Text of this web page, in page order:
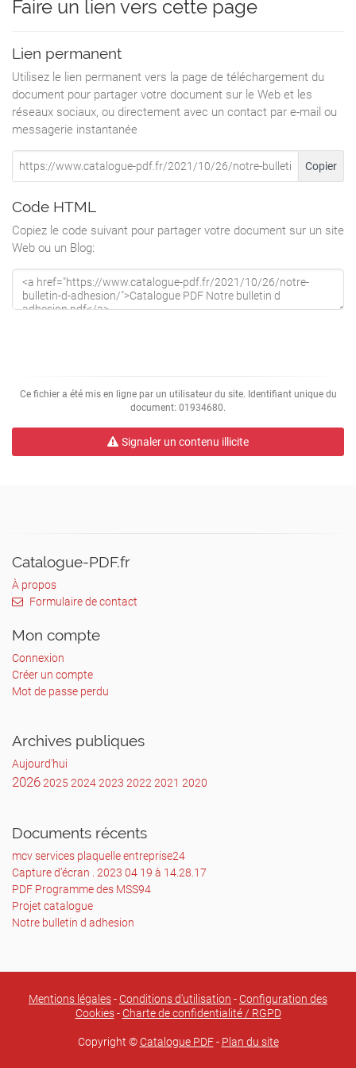
cités cuny 88150 Thaon les Vosges
au dos du 2 nd chèque .
Paiement par virement
Par virement bancaire ou postal, coordonnées
RIB :
IBAN (International Bank Account Number)
BIC (Bank Identification Code)
FR76 1470 7004 0132 3212 6421 368
Code Banque
Code Guichet
N° du compte
00401
32321264213
Thaon les Vosges
Pour pouvoir vous identifier, merci d’envoyer
le bulletin d’adhésion par mail :
Montant cotisation :
Année de naissance :
Lieu de travail :
Service :
Adresse:
Tél. :
@
Faire un lien vers cette page
Lien permanent
Utilisez le lien permanent vers la page de téléchargement du
document pour partager votre document sur le Web et les
réseaux sociaux, ou directement avec un contact par e-mail ou
messagerie instantanée
Copier
Code HTML
Copiez le code suivant pour partager votre document sur un site
Web ou un Blog:
Ce fichier a été mis en ligne par un utilisateur du site. Identifiant unique du
document: 01934680.
Signaler un contenu illicite
Catalogue-PDF.fr
À propos
Formulaire de contact
Mon compte
Connexion
Créer un compte
Mot de passe perdu
Archives publiques
Aujourd'hui
20262025 20242023 20222021 2020
Documents récents
mcv services plaquelle entreprise24
Capture d’écran . 2023 04 19 à 14.28.17
PDF Programme des MSS94
Projet catalogue
Notre bulletin d adhesion
Mentions légales- Conditions d'utilisation - Configuration des
Cookies- Charte de confidentialité / RGPD
Copyright © Catalogue PDF- Plan du site